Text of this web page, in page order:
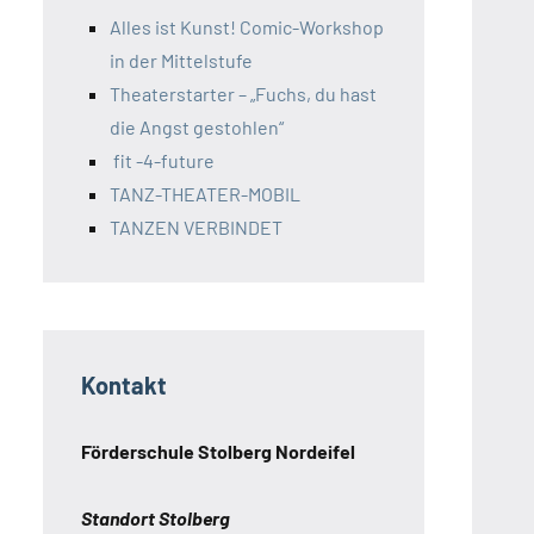
Alles ist Kunst! Comic-Workshop
in der Mittelstufe
Theaterstarter – „Fuchs, du hast
die Angst gestohlen“
fit -4-future
TANZ-THEATER-MOBIL
TANZEN VERBINDET
Kontakt
Förderschule Stolberg Nordeifel
Standort Stolberg